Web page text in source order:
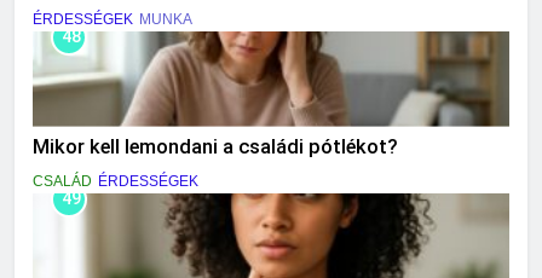
ÉRDESSÉGEK MUNKA
48
Mikor kell lemondani a családi pótlékot?
CSALÁD ÉRDESSÉGEK
49